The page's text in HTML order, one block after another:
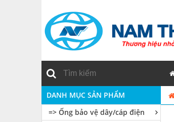
DANH MỤC SẢN PHẨM
=> Ống bảo vệ dây/cáp điện